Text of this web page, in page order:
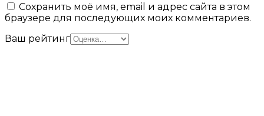
Сохранить моё имя, email и адрес сайта в этом
браузере для последующих моих комментариев.
Ваш рейтинг